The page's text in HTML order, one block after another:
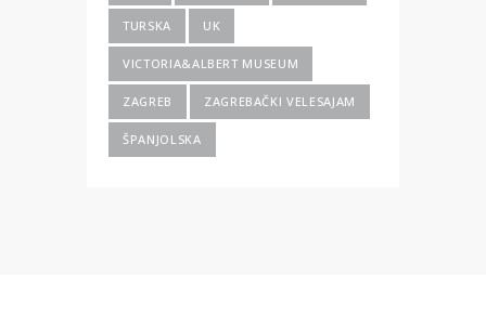
TURSKA UK
VICTORIA&ALBERT MUSEUM
ZAGREB ZAGREBAČKI VELESAJAM
ŠPANJOLSKA